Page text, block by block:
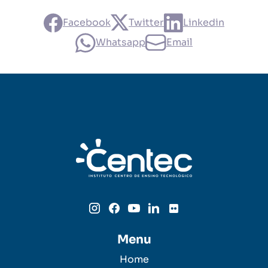
Facebook Twitter
Linkedin
Whatsapp
Email
Menu
Home